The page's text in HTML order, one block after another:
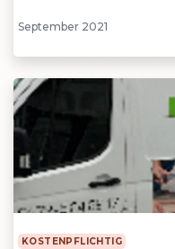
September 2021
KOSTENPFLICHTIG